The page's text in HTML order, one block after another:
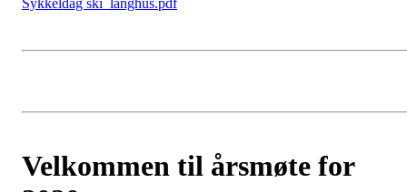
Sykkeldag ski_langhus.pdf
Velkommen til årsmøte for